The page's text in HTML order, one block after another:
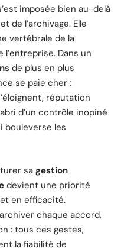
imposée bien au-delà
de l’archivage. Elle
vertébrale de la
Dans un
de plus en plus
se paie cher :
réputation
d’un contrôle inopiné
bouleverse les
sa gestion
devient une priorité
en efficacité.
chaque accord,
: tous ces gestes,
la fiabilité de